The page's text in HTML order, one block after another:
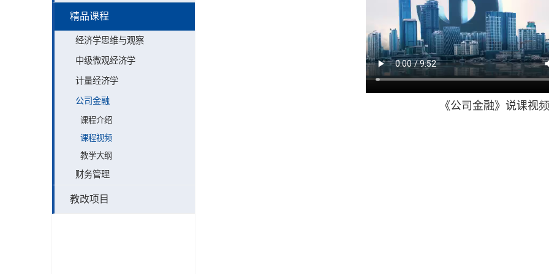
精品课程
经济学思维与观察
中级微观经济学
计量经济学
公司金融
课程介绍
课程视频
教学大纲
财务管理
教改项目
《公司金融》说课视频